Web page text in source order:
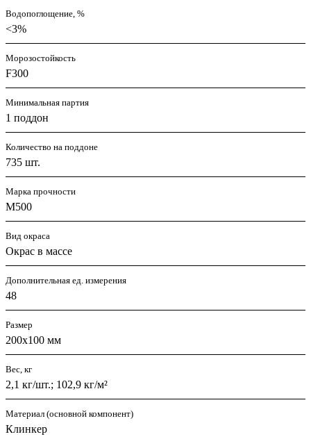
Водопоглощение, %
<3%
Морозостойкость
F300
Минимальная партия
1 поддон
Количество на поддоне
735 шт.
Марка прочности
М500
Вид окраса
Окрас в массе
Дополнительная ед. измерения
48
Размер
200х100 мм
Вес, кг
2,1 кг/шт.; 102,9 кг/м²
Материал (основной компонент)
Клинкер